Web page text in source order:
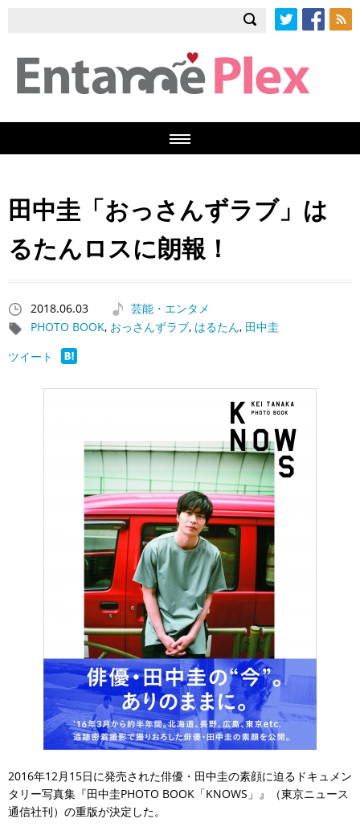
田中圭「おっさんずラブ」は
るたんロスに朗報！
2018.06.03
芸能・エンタメ
PHOTO BOOK, おっさんずラブ, はるたん, 田中圭
ツイート
2016年12月15日に発売された俳優・田中圭の素顔に迫るドキュメン
タリー写真集『田中圭PHOTO BOOK「KNOWS」』（東京ニュース
通信社刊）の重版が決定した。